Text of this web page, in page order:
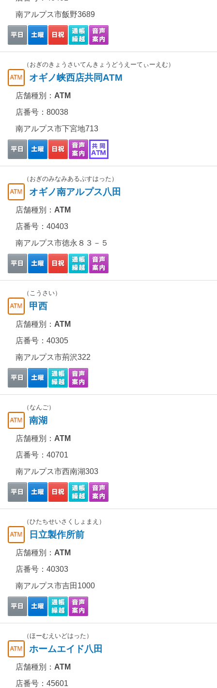
南アルプス市飯野3689
（おぎのきょうさいてんきょうどうえーてぃーえむ）
オギノ峡西店共同ATM
店舗種別： ATM
店番号：80038
南アルプス市下宮地713
（おぎのみなみあるぷすはった）
オギノ南アルプス八田
店舗種別： ATM
店番号：40403
南アルプス市徳永８３－５
（こうさい）
甲西
店舗種別： ATM
店番号：40305
南アルプス市荊沢322
（なんご）
南湖
店舗種別： ATM
店番号：40701
南アルプス市西南湖303
（ひたちせいさくしょまえ）
日立製作所前
店舗種別： ATM
店番号：40303
南アルプス市吉田1000
（ほーむえいどはった）
ホームエイド八田
店舗種別： ATM
店番号：45601